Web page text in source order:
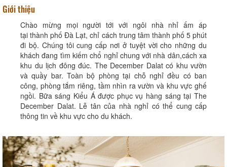
Giới thiệu
Chào mừng mọi người tới với ngôi nhà nhỉ ấm áp
tại thành phố Đà Lạt, chỉ cách trung tâm thành phố 5 phút
đi bộ. Chúng tôi cung cấp nơi ở tuyệt vời cho những du
khách đang tìm kiếm chổ nghỉ chung với nhà dân,cách xa
khu du lịch đông đúc. The December Dalat có khu vườn
và quầy bar. Toàn bộ phòng tại chỗ nghỉ đều có ban
công, phòng tắm riêng, tầm nhìn ra vườn và khu vực ghế
ngồi. Bữa sáng Kiểu Á được phục vụ hàng sáng tại The
December Dalat. Lễ tân của nhà nghỉ có thể cung cấp
thông tin về khu vực cho du khách.